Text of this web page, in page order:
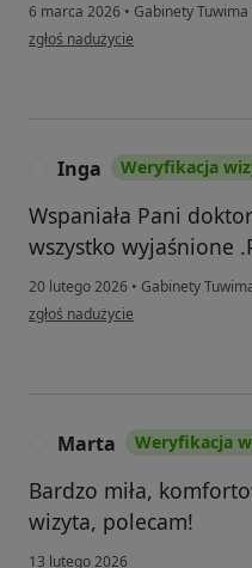
6 marca 2026 • Gabinety Tuwima
w opinii użytkownika Marzena
zgłoś nadużycie
Inga Weryfikacja
Wspaniała Pani
wszystko wyjaśnione
20 lutego 2026 • Gabinety
w opinii użytkownika Inga
zgłoś nadużycie
Marta Weryfikacja
Bardzo miła,
wizyta, polecam!
13 lutego 2026